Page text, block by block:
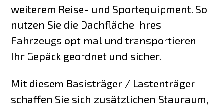
weiterem Reise- und Sportequipment. So
nutzen Sie die Dachfläche Ihres
Fahrzeugs optimal und transportieren
Ihr Gepäck geordnet und sicher.
Mit diesem Basisträger / Lastenträger
schaffen Sie sich zusätzlichen Stauraum,